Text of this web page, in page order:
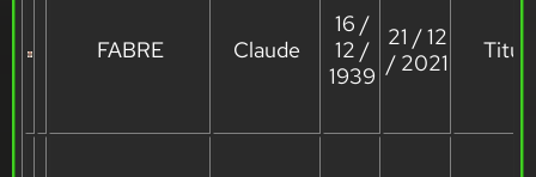
FABRE Claude
16 /
12 /
1939
21 / 12
/ 2021